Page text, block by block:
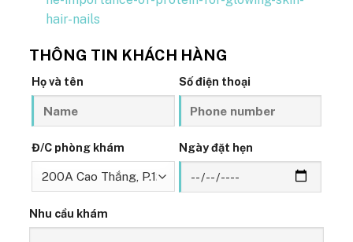
hair-nails
THÔNG TIN KHÁCH HÀNG
Họ và tên Số điện thoại
Đ/C phòng khám Ngày đặt hẹn
Nhu cầu khám